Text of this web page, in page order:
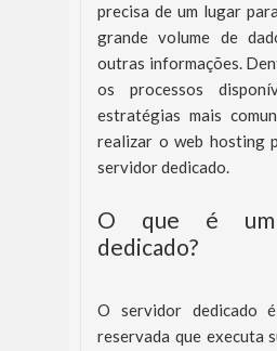
precisa de um lugar
grande volume de
outras informações.
os processos
estratégias mais
realizar o web hosting
servidor dedicado.
O que é um
dedicado?
O servidor dedicado
reservada que executa